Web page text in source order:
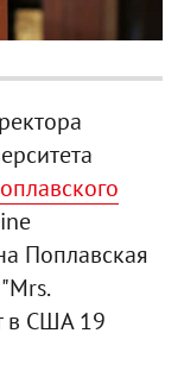
Поплавская
в США 19